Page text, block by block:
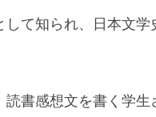
して知られ、日本文
読書感想文を書く学